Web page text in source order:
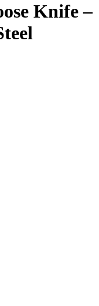
Knife –